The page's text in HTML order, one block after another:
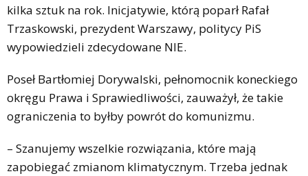
kilka sztuk na rok. Inicjatywie, którą poparł Rafał
Trzaskowski, prezydent Warszawy, politycy PiS
wypowiedzieli zdecydowane NIE.
Poseł Bartłomiej Dorywalski, pełnomocnik koneckiego
okręgu Prawa i Sprawiedliwości, zauważył, że takie
ograniczenia to byłby powrót do komunizmu.
– Szanujemy wszelkie rozwiązania, które mają
zapobiegać zmianom klimatycznym. Trzeba jednak